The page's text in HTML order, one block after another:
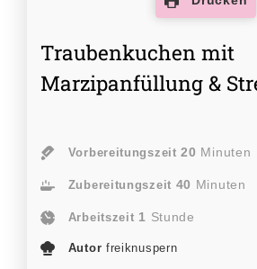
Traubenkuchen mit
Marzipanfüllung &
Vorbereitungszeit 20 Minuten
Zubereitungszeit 40 Minuten
Arbeitszeit 1 Stunde
Autor freiknuspern